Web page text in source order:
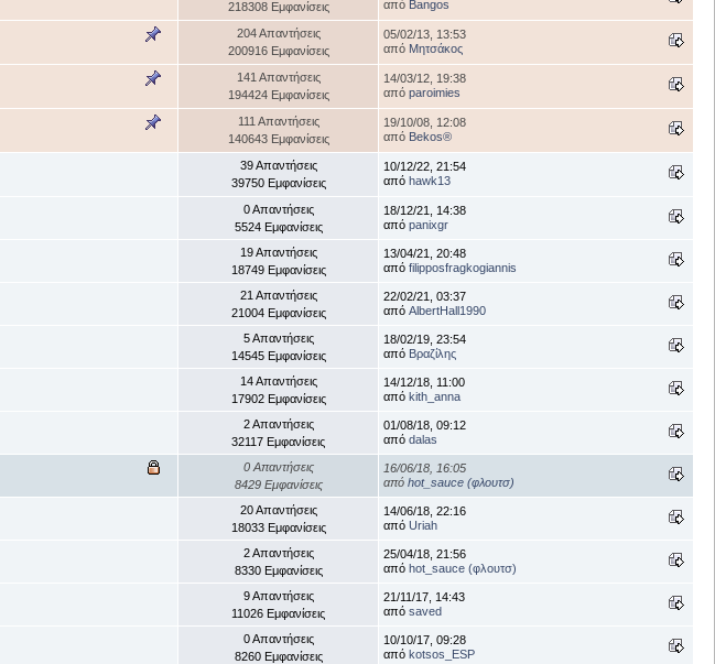
218308 Εμφανίσεις από Bangos
204 Απαντήσεις
200916 Εμφανίσεις
05/02/13, 13:53
από Μητσάκος
141 Απαντήσεις
194424 Εμφανίσεις
14/03/12, 19:38
από paroimies
111 Απαντήσεις
140643 Εμφανίσεις
19/10/08, 12:08
από Bekos®
39 Απαντήσεις
39750 Εμφανίσεις
10/12/22, 21:54
από hawk13
0 Απαντήσεις
5524 Εμφανίσεις
18/12/21, 14:38
από panixgr
19 Απαντήσεις
18749 Εμφανίσεις
13/04/21, 20:48
από filipposfragkogiannis
21 Απαντήσεις
21004 Εμφανίσεις
22/02/21, 03:37
από AlbertHall1990
5 Απαντήσεις
14545 Εμφανίσεις
18/02/19, 23:54
από Βραζίλης
14 Απαντήσεις
17902 Εμφανίσεις
14/12/18, 11:00
από kith_anna
2 Απαντήσεις
32117 Εμφανίσεις
01/08/18, 09:12
από dalas
0 Απαντήσεις
8429 Εμφανίσεις
16/06/18, 16:05
από hot_sauce (φλουτσ)
20 Απαντήσεις
18033 Εμφανίσεις
14/06/18, 22:16
από Uriah
2 Απαντήσεις
8330 Εμφανίσεις
25/04/18, 21:56
από hot_sauce (φλουτσ)
9 Απαντήσεις
11026 Εμφανίσεις
21/11/17, 14:43
από saved
0 Απαντήσεις
8260 Εμφανίσεις
10/10/17, 09:28
από kotsos_ESP